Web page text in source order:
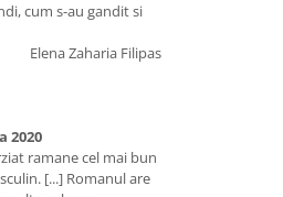
cum s-au gandit si
Elena Zaharia Filipas
2020
ramane cel mai bun
[...] Romanul are